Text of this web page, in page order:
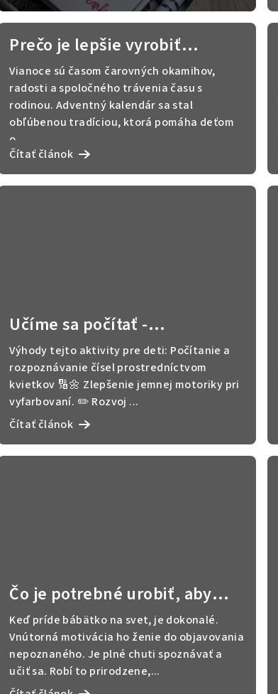
Prečo je lepšie vyrobiť
adventný kalendár s
aktivitami: 40 tipov na aktivity
a úlohy
Vianoce sú časom čarovných okamihov,
radosti a spoločného trávenia času s
rodinou. Adventný kalendár sa stal
obľúbenou tradíciou, ktorá pomáha deťom
o...
Čítať článok
Učíme sa počítať -
pečiatkovanie
Výhody tejto aktivity pre deti: Počítanie a
rozpoznávanie čísel prostredníctvom
kvietkov 🔢🌼 Zlepšenie jemnej motoriky pri
vyfarbovaní. ✏️ Rozvoj ...
Čítať článok
Čo je potrebné urobiť, aby
boli čísla pre deti zábavou
Keď príde bábätko na svet, je dokonalé.
Vnútorná motivácia ho ženie do objavovania
nepoznaného. Je plné chuti spoznávať a
učiť sa. Robí to prirodzene,...